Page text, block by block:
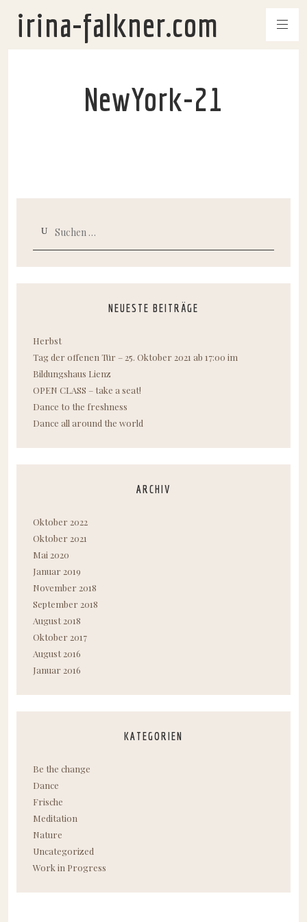
irina-falkner.com
NewYork-21
Suchen
NEUESTE BEITRÄGE
Herbst
Tag der offenen Tür – 25. Oktober 2021 ab 17:00 im
Bildungshaus Lienz
OPEN CLASS – take a seat!
Dance to the freshness
Dance all around the world
ARCHIV
Oktober 2022
Oktober 2021
Mai 2020
Januar 2019
November 2018
September 2018
August 2018
Oktober 2017
August 2016
Januar 2016
KATEGORIEN
Be the change
Dance
Frische
Meditation
Nature
Uncategorized
Work in Progress